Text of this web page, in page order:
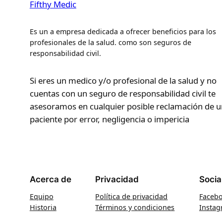
Fifthy Medic
Es un a empresa dedicada a ofrecer beneficios para los
profesionales de la salud. como son seguros de
responsabilidad civil.
Si eres un medico y/o profesional de la salud y no
cuentas con un seguro de responsabilidad civil te
asesoramos en cualquier posible reclamación de
paciente por error, negligencia o impericia
Acerca de
Equipo
Historia
Privacidad
Política de privacidad
Términos y condiciones